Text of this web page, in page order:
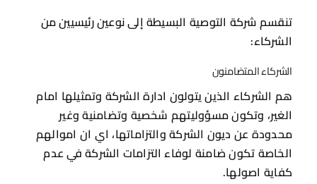
تنقسم شركة التوصية البسيطة إلى نوعين رئيسيين من
الشركاء:
الشركاء المتضامنون
هم الشركاء الذين يتولون ادارة الشركة وتمثيلها امام
الغير، وتكون مسؤوليتهم شخصية وتضامنية وغير
محدودة عن ديون الشركة والتزاماتها، اي ان اموالهم
الخاصة تكون ضامنة لوفاء التزامات الشركة في عدم
كفاية اصولها.